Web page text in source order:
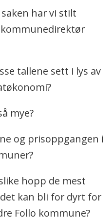
har vi stilt
tallene sett i lys av
mye?
og prisoppgangen i
hopp de mest
kan bli for dyrt for
Follo kommune?